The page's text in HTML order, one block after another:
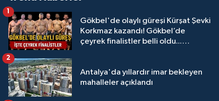
Gökbel'de olaylı güreşi Kürşat Şevki
Korkmaz kazandı! Gökbel’de
çeyrek finalistler belli oldu...
1
Antalya'da yıllardır imar bekleyen
mahalleler açıklandı
2